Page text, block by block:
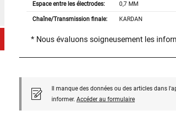
Espace entre les électrodes: 0,7 MM
Chaîne/Transmission finale: KARDAN
* Nous évaluons soigneusement les
Il manque des données ou des articles dans
informer. Accéder au formulaire